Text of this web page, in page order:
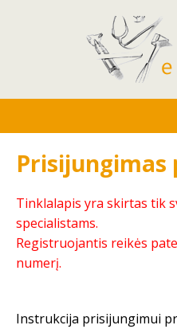
Prisijungimas
Tinklalapis yra skirtas tik
specialistams.
Registruojantis reikės
numerį.
Instrukcija prisijungimui